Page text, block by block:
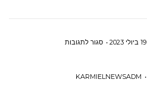
19 ביולי 2023 סגור לתגובותעל
KARMIELNEWSADM